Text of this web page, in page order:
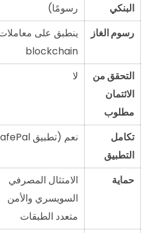
البنكي
رسومًا)
رسوم الغاز
ينطبق على
blockchain
التحقق من
الائتمان
مطلوب
لا
تكامل
التطبيق
نعم (تطبيق SafePal)
حماية
الامتثال المصرفي
السويسري والأمن
متعدد الطبقات